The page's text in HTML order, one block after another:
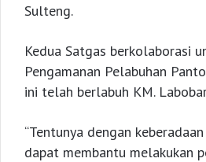
Sulteng.
Kedua Satgas berkolaborasi
Pengamanan Pelabuhan
ini telah berlabuh KM.
“Tentunya dengan
dapat membantu melakukan